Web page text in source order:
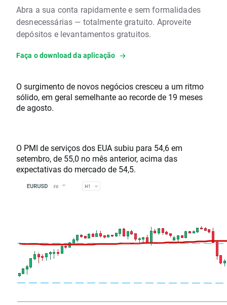
Abra a sua conta rapidamente e sem formalidades
desnecessárias — totalmente gratuito. Aproveite
depósitos e levantamentos gratuitos.
Faça o download da aplicação
O surgimento de novos negócios cresceu a um ritmo
sólido, em geral semelhante ao recorde de 19 meses
de agosto.
O PMI de serviços dos EUA subiu para 54,6 em
setembro, de 55,0 no mês anterior, acima das
expectativas do mercado de 54,5.